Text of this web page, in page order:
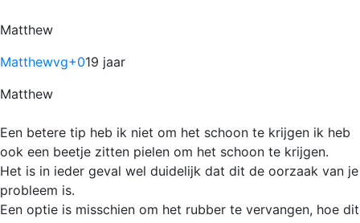
Matthew
Matthewvg+019 jaar
Matthew
Een betere tip heb ik niet om het schoon te krijgen ik heb
ook een beetje zitten pielen om het schoon te krijgen.
Het is in ieder geval wel duidelijk dat dit de oorzaak van je
probleem is.
Een optie is misschien om het rubber te vervangen, hoe dit